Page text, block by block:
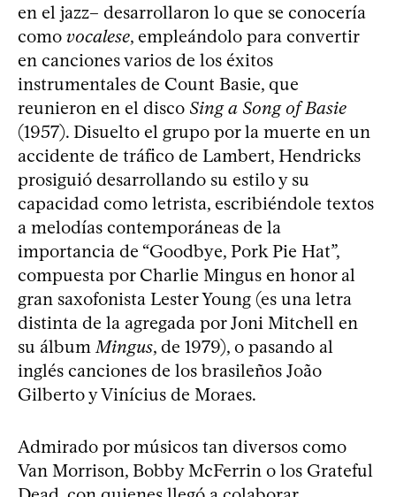
en el jazz– desarrollaron lo que se conocería
como vocalese, empleándolo para convertir
en canciones varios de los éxitos
instrumentales de Count Basie, que
reunieron en el disco Sing a Song of Basie
(1957). Disuelto el grupo por la muerte en un
accidente de tráfico de Lambert, Hendricks
prosiguió desarrollando su estilo y su
capacidad como letrista, escribiéndole textos
a melodías contemporáneas de la
importancia de “Goodbye, Pork Pie Hat”,
compuesta por Charlie Mingus en honor al
gran saxofonista Lester Young (es una letra
distinta de la agregada por Joni Mitchell en
su álbum Mingus, de 1979), o pasando al
inglés canciones de los brasileños João
Gilberto y Vinícius de Moraes.
Admirado por músicos tan diversos como
Van Morrison, Bobby McFerrin o los Grateful